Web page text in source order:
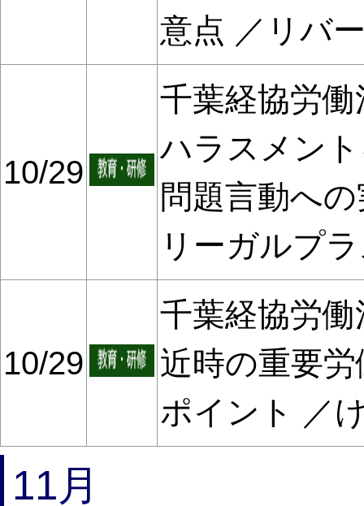
意点 ／リバ
10/29
千葉経協労
ハラスメン
問題言動へ
リーガルプ
10/29
千葉経協労
近時の重要
ポイント ／
11月